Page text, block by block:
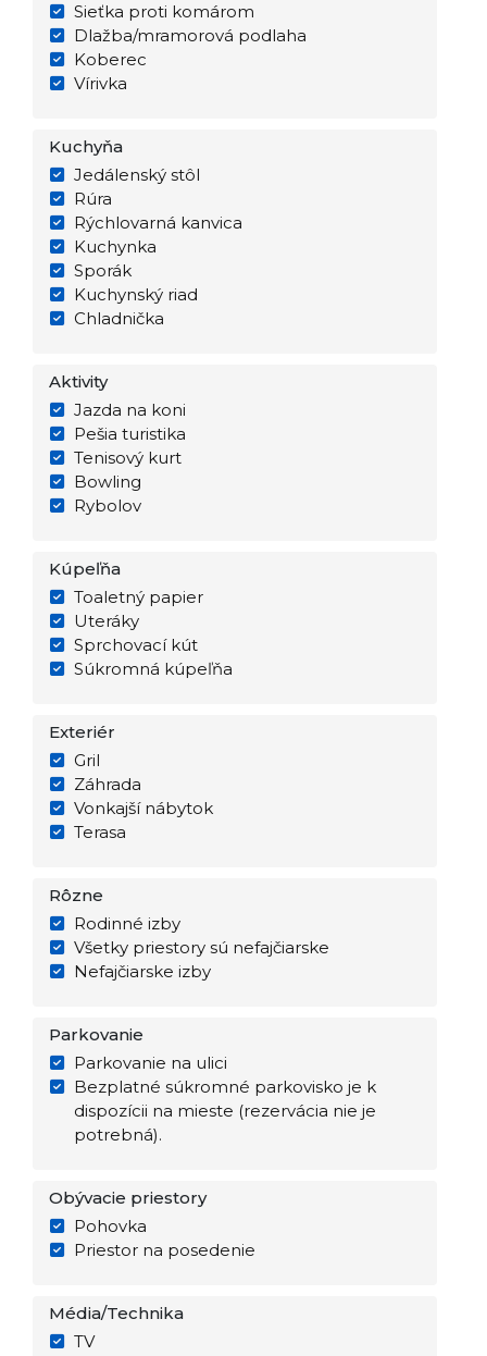
Sieťka proti komárom
Dlažba/mramorová podlaha
Koberec
Vírivka
Kuchyňa
Jedálenský stôl
Rúra
Rýchlovarná kanvica
Kuchynka
Sporák
Kuchynský riad
Chladnička
Aktivity
Jazda na koni
Pešia turistika
Tenisový kurt
Bowling
Rybolov
Kúpeľňa
Toaletný papier
Uteráky
Sprchovací kút
Súkromná kúpeľňa
Exteriér
Gril
Záhrada
Vonkajší nábytok
Terasa
Rôzne
Rodinné izby
Všetky priestory sú nefajčiarske
Nefajčiarske izby
Parkovanie
Parkovanie na ulici
Bezplatné súkromné parkovisko je k
dispozícii na mieste (rezervácia nie je
potrebná).
Obývacie priestory
Pohovka
Priestor na posedenie
Média/Technika
TV